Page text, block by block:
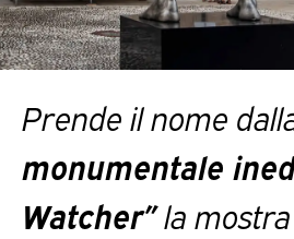
Prende il nome
monumentale
Watcher”la